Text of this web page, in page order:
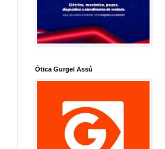
Ótica Gurgel Assú